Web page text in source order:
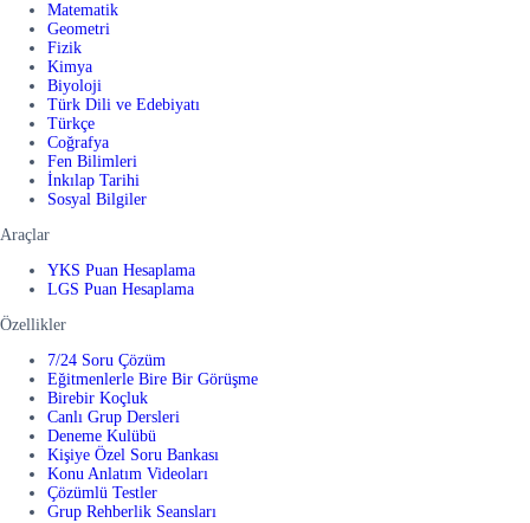
Matematik
Geometri
Fizik
Kimya
Biyoloji
Türk Dili ve Edebiyatı
Türkçe
Coğrafya
Fen Bilimleri
İnkılap Tarihi
Sosyal Bilgiler
Araçlar
YKS Puan Hesaplama
LGS Puan Hesaplama
Özellikler
7/24 Soru Çözüm
Eğitmenlerle Bire Bir Görüşme
Birebir Koçluk
Canlı Grup Dersleri
Deneme Kulübü
Kişiye Özel Soru Bankası
Konu Anlatım Videoları
Çözümlü Testler
Grup Rehberlik Seansları